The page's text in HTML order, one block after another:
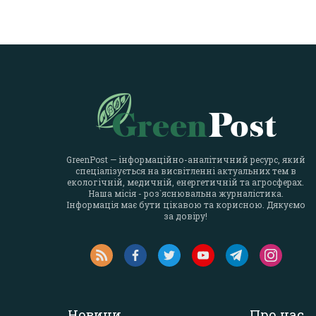
GreenPost — інформаційно-аналітичний ресурс, який
спеціалізується на висвітленні актуальних тем в
екологічній, медичній, енергетичній та агросферах.
Наша місія - роз`яснювальна журналістика.
Інформація має бути цікавою та корисною. Дякуємо
за довіру!